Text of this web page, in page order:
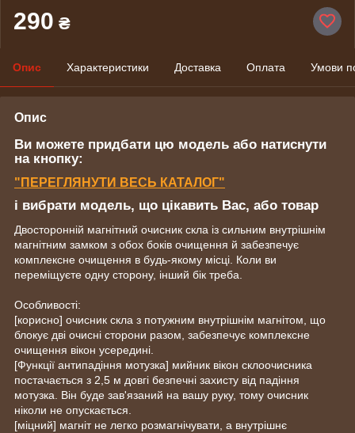
290 ₴
Опис Характеристики Доставка Оплата Умови
Опис
Ви можете придбати цю модель або натиснути
на кнопку:
"ПЕРЕГЛЯНУТИ ВЕСЬ КАТАЛОГ"
і вибрати модель, що цікавить Вас, або товар
Двосторонній магнітний очисник скла із сильним внутрішнім
магнітним замком з обох боків очищення й забезпечує
комплексне очищення в будь-якому місці. Коли ви
переміщуєте одну сторону, інший бік треба.
Особливості:
[корисно] очисник скла з потужним внутрішнім магнітом, що
блокує дві очисні сторони разом, забезпечує комплексне
очищення вікон усередині.
[Функції антипадіння мотузка] мийник вікон склоочисника
постачається з 2,5 м довгі безпечні захисту від падіння
мотузка. Він буде зав'язаний на вашу руку, тому очисник
ніколи не опускається.
[міцний] магніт не легко розмагнічувати, а внутрішнє